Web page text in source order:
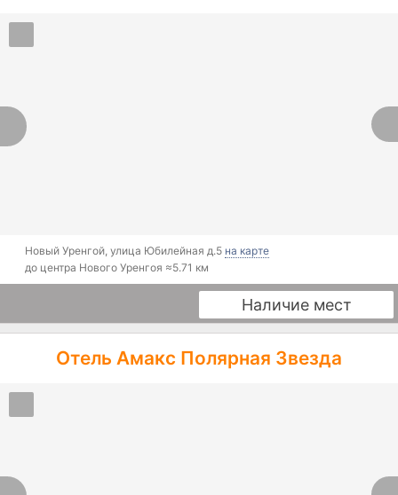
Новый Уренгой, улица Юбилейная д.5 на карте
до центра Нового Уренгоя ≈5.71 км
Наличие мест
Отель Амакс Полярная Звезда